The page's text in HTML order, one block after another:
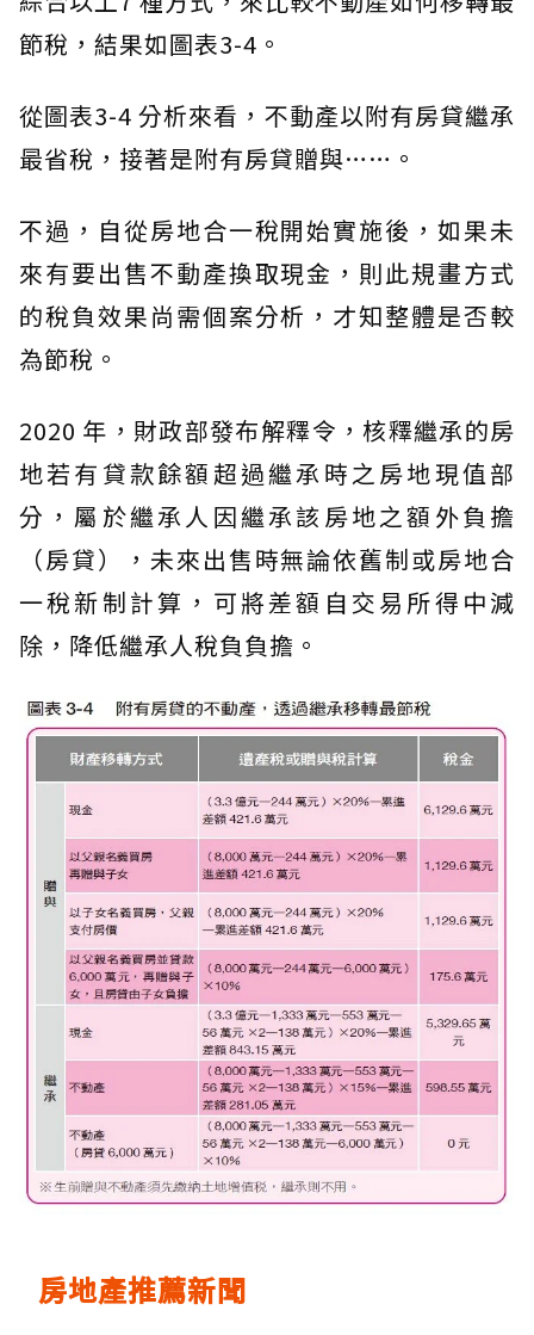
節稅，結果如圖表3-4。
從圖表3-4 分析來看，不動產以附有房貸繼承
最省稅，接著是附有房貸贈與……。
不過，自從房地合一稅開始實施後，如果未
來有要出售不動產換取現金，則此規畫方式
的稅負效果尚需個案分析，才知整體是否較
為節稅。
2020 年，財政部發布解釋令，核釋繼承的房
地若有貸款餘額超過繼承時之房地現值部
分，屬於繼承人因繼承該房地之額外負擔
（房貸），未來出售時無論依舊制或房地合
一稅新制計算，可將差額自交易所得中減
除，降低繼承人稅負負擔。
房地產推薦新聞